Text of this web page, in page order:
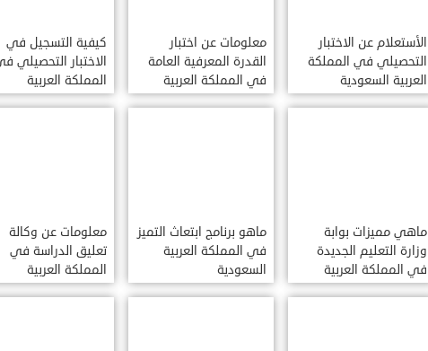
الأستعلام عن الاختبار
التحصيلي في المملكة
العربية السعودية
معلومات عن اختبار
القدرة المعرفية العامة
في المملكة العربية
السعودية
كيفية التسجيل في
الاختبار التحصيلي
المملكة العربية
السعودية
ماهي مميزات بوابة
وزارة التعليم الجديدة
في المملكة العربية
السعودية
ماهو برنامج ابتعاث التميز
في المملكة العربية
السعودية
معلومات عن وكالة
تعليق الدراسة في
المملكة العربية
السعودية